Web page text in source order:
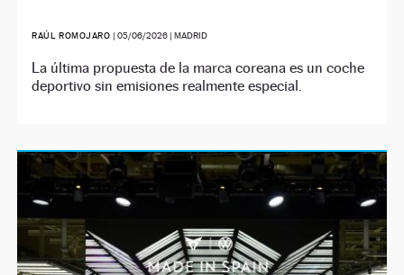
RAÚL ROMOJARO | 05/06/2026| MADRID
La última propuesta de la marca coreana es un coche
deportivo sin emisiones realmente especial.